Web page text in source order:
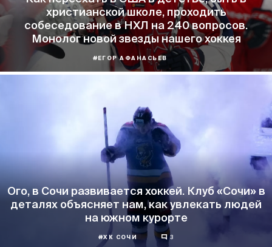
христианской школе, проходить
собеседование в НХЛ на 240 вопросов.
Монолог новой звезды нашего хоккея
#ЕГОР АФАНАСЬЕВ
Ого, в Сочи развивается хоккей. Клуб «Сочи» в
деталях объясняет нам, как увлекать людей
на южном курорте
#ХК СОЧИ 3